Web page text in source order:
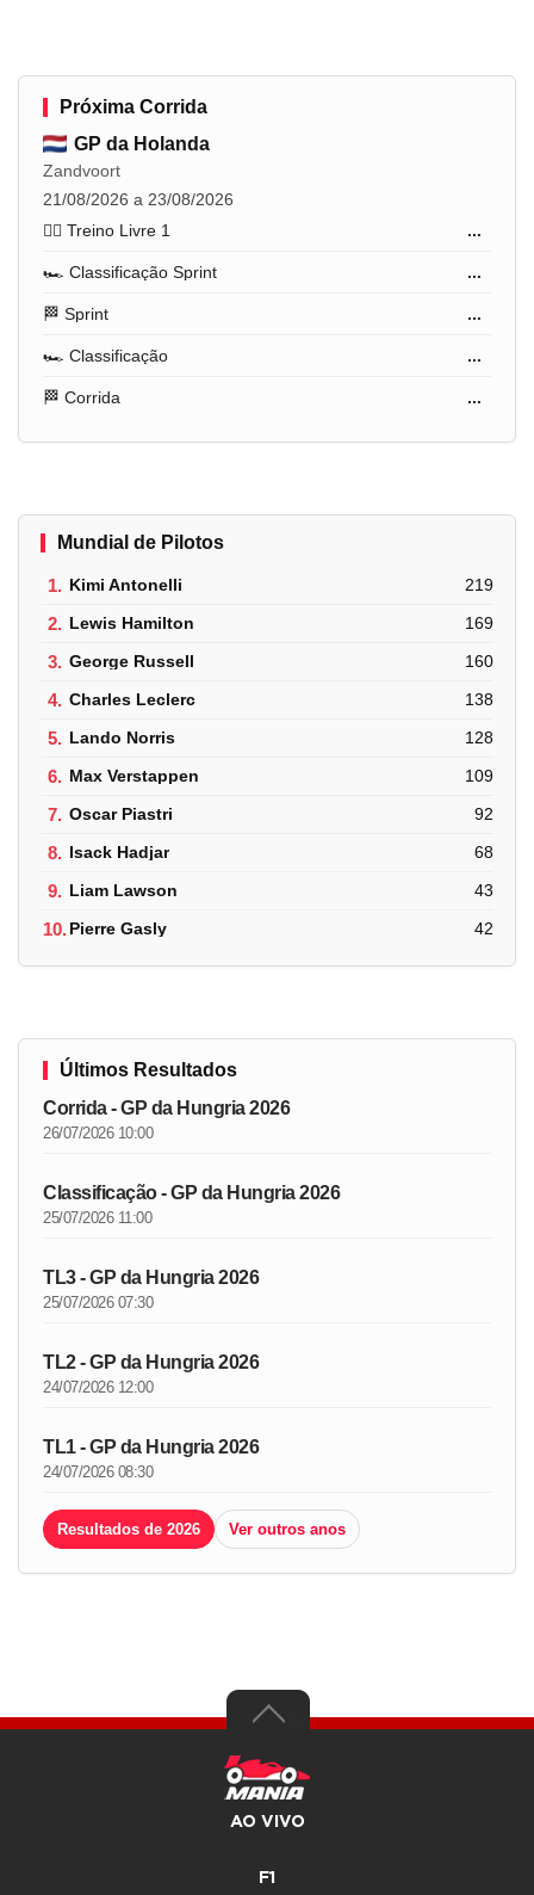
Próxima Corrida
GP da Holanda
Zandvoort
21/08/2026 a 23/08/2026
🏋️‍♂️ Treino Livre 1
...
🏎️ Classificação Sprint ...
🏁 Sprint ...
🏎️ Classificação ...
🏁 Corrida ...
Mundial de Pilotos
1. Kimi Antonelli 219
2. Lewis Hamilton 169
3. George Russell 160
4. Charles Leclerc 138
5. Lando Norris 128
6. Max Verstappen 109
7. Oscar Piastri 92
8. Isack Hadjar 68
9. Liam Lawson 43
10.Pierre Gasly 42
Últimos Resultados
Corrida - GP da Hungria 2026
26/07/2026 10:00
Classificação - GP da Hungria 2026
25/07/2026 11:00
TL3 - GP da Hungria 2026
25/07/2026 07:30
TL2 - GP da Hungria 2026
24/07/2026 12:00
TL1 - GP da Hungria 2026
24/07/2026 08:30
Resultados de 2026 Ver outros anos
AO VIVO
F1